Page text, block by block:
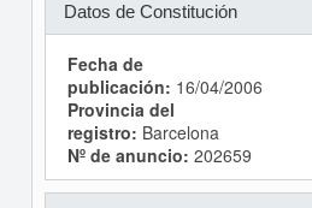
Datos de Constitución
Fecha de
publicación: 16/04/2006
Provincia del
registro: Barcelona
Nº de anuncio: 202659